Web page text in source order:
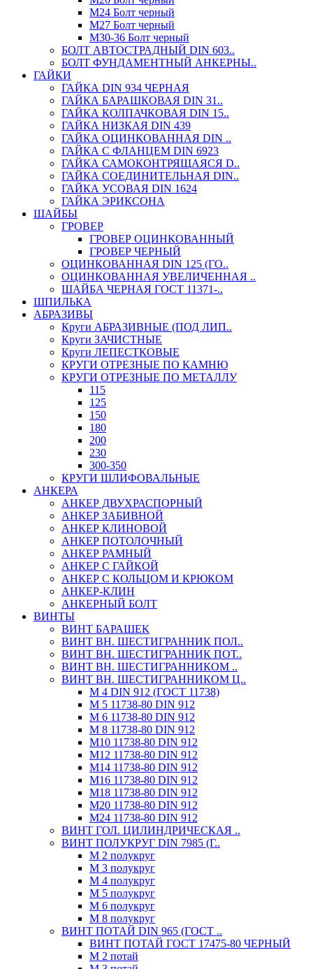
М24 Болт черный
М27 Болт черный
М30-36 Болт черный
БОЛТ АВТОСТРАДНЫЙ DIN 603..
БОЛТ ФУНДАМЕНТНЫЙ АНКЕРНЫ..
ГАЙКИ
ГАЙКА DIN 934 ЧЕРНАЯ
ГАЙКА БАРАШКОВАЯ DIN 31..
ГАЙКА КОЛПАЧКОВАЯ DIN 15..
ГАЙКА НИЗКАЯ DIN 439
ГАЙКА ОЦИНКОВАННАЯ DIN ..
ГАЙКА С ФЛАНЦЕМ DIN 6923
ГАЙКА САМОКОНТРЯЩАЯСЯ D..
ГАЙКА СОЕДИНИТЕЛЬНАЯ DIN..
ГАЙКА УСОВАЯ DIN 1624
ГАЙКА ЭРИКСОНА
ШАЙБЫ
ГРОВЕР
ГРОВЕР ОЦИНКОВАННЫЙ
ГРОВЕР ЧЕРНЫЙ
ОЦИНКОВАННАЯ DIN 125 (ГО..
ОЦИНКОВАННАЯ УВЕЛИЧЕННАЯ ..
ШАЙБА ЧЕРНАЯ ГОСТ 11371-..
ШПИЛЬКА
АБРАЗИВЫ
Круги АБРАЗИВНЫЕ (ПОД ЛИП..
Круги ЗАЧИСТНЫЕ
Круги ЛЕПЕСТКОВЫЕ
КРУГИ ОТРЕЗНЫЕ ПО КАМНЮ
КРУГИ ОТРЕЗНЫЕ ПО МЕТАЛЛУ
115
125
150
180
200
230
300-350
КРУГИ ШЛИФОВАЛЬНЫЕ
АНКЕРА
АНКЕР ДВУХРАСПОРНЫЙ
АНКЕР ЗАБИВНОЙ
АНКЕР КЛИНОВОЙ
АНКЕР ПОТОЛОЧНЫЙ
АНКЕР РАМНЫЙ
АНКЕР С ГАЙКОЙ
АНКЕР С КОЛЬЦОМ И КРЮКОМ
АНКЕР-КЛИН
АНКЕРНЫЙ БОЛТ
ВИНТЫ
ВИНТ БАРАШЕК
ВИНТ ВН. ШЕСТИГРАННИК ПОЛ..
ВИНТ ВН. ШЕСТИГРАННИК ПОТ..
ВИНТ ВН. ШЕСТИГРАННИКОМ ..
ВИНТ ВН. ШЕСТИГРАННИКОМ Ц..
М 4 DIN 912 (ГОСТ 11738)
М 5 11738-80 DIN 912
М 6 11738-80 DIN 912
М 8 11738-80 DIN 912
М10 11738-80 DIN 912
М12 11738-80 DIN 912
М14 11738-80 DIN 912
М16 11738-80 DIN 912
М18 11738-80 DIN 912
М20 11738-80 DIN 912
М24 11738-80 DIN 912
ВИНТ ГОЛ. ЦИЛИНДРИЧЕСКАЯ ..
ВИНТ ПОЛУКРУГ DIN 7985 (Г..
М 2 полукруг
М 3 полукруг
М 4 полукруг
М 5 полукруг
М 6 полукруг
М 8 полукруг
ВИНТ ПОТАЙ DIN 965 (ГОСТ ..
ВИНТ ПОТАЙ ГОСТ 17475-80 ЧЕРНЫЙ
М 2 потай